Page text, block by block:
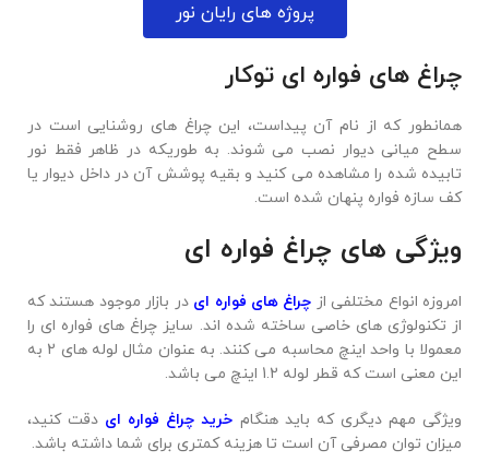
پروژه های رایان نور
چراغ های فواره ای توکار
همانطور که از نام آن پیداست، این چراغ‌ های روشنایی است در
سطح میانی دیوار نصب می ‌شوند. به طوریکه در ظاهر فقط نور
تابیده شده را مشاهده می کنید و بقیه پوشش آن در داخل دیوار یا
کف سازه فواره پنهان شده است.
ویژگی های چراغ فواره ای
امروزه انواع مختلفی از چراغ های فواره ای در بازار موجود هستند که
از تکنولوژی های خاصی ساخته شده اند. سایز چراغ های فواره ای را
معمولا با واحد اینچ محاسبه می کنند. به عنوان مثال لوله های 2 به
این معنی است که قطر لوله 1.2 اینچ می باشد.
ویژگی مهم دیگری که باید هنگام خرید چراغ فواره ای دقت کنید،
میزان توان مصرفی آن است تا هزینه کمتری برای شما داشته باشد.